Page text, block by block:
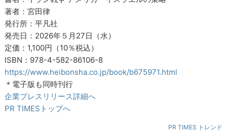
著者：宮田律
発行所：平凡社
発売日：2026年５月27日（水）
定価：1,100円（10％税込）
ISBN：978-4-582-86106-8
https://www.heibonsha.co.jp/book/b675971.html
＊電子版も同時刊行
企業プレスリリース詳細へ
PR TIMESトップへ
PR TIMES トレンド